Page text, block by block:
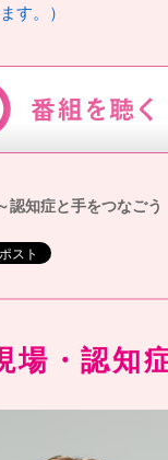
す。）
認知症と手をつなご
場・認知